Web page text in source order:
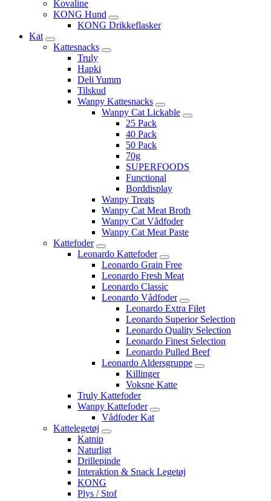
Kovaline
KONG Hund
KONG Drikkeflasker
Kat
Kattesnacks
Truly
Hapki
Deli Yumm
Tilskud
Wanpy Kattesnacks
Wanpy Cat Lickable
25 Pack
40 Pack
50 Pack
70g
SUPERFOODS
Functional
Borddisplay
Wanpy Treats
Wanpy Cat Meat Broth
Wanpy Cat Vådfoder
Wanpy Cat Meat Paste
Kattefoder
Leonardo Kattefoder
Leonardo Grain Free
Leonardo Fresh Meat
Leonardo Classic
Leonardo Vådfoder
Leonardo Extra Filet
Leonardo Superior Selection
Leonardo Quality Selection
Leonardo Finest Selection
Leonardo Pulled Beef
Leonardo Aldersgruppe
Killinger
Voksne Katte
Truly Kattefoder
Wanpy Kattefoder
Vådfoder Kat
Kattelegetøj
Katnip
Naturligt
Drillepinde
Interaktion & Snack Legetøj
KONG
Plys / Stof